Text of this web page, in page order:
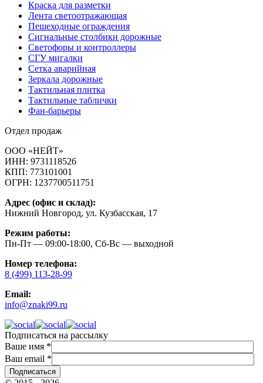
Краска для разметки
Лента светоотражающая
Пешеходные ограждения
Сигнальные столбики дорожные
Светофоры и контроллеры
СГУ мигалки
Cетка аварийная
Зеркала дорожные
Тактильная плитка
Тактильные таблички
Фан-барьеры
Отдел продаж
ООО «НЕЙТ»
ИНН: 9731118526
КПП: 773101001
ОГРН: 1237700511751
Адрес (офис и склад):
Нижний Новгород, ул. Кузбасская, 17
Режим работы:
Пн-Пт — 09:00-18:00, Сб-Вс — выходной
Номер телефона:
8 (499) 113-28-99
Email:
info@znaki99.ru
Подписаться на рассылку
Ваше имя *
Ваш email *